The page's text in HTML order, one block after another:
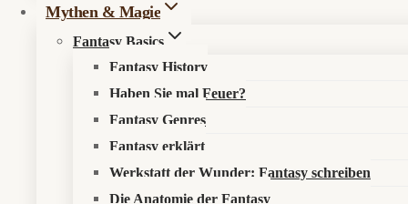
Mythen & Magie
Fantasy Basics
Fantasy History
Haben Sie mal Feuer?
Fantasy Genres
Fantasy erklärt
Werkstatt der Wunder: Fantasy schreiben
Die Anatomie der Fantasy